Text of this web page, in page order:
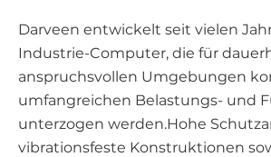
Darveen entwickelt seit vielen
Industrie-Computer, die für
anspruchsvollen Umgebungen
umfangreichen Belastungs- und
unterzogen werden.Hohe
vibrationsfeste Konstruktionen